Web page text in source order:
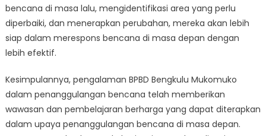
bencana di masa lalu, mengidentifikasi area yang perlu
diperbaiki, dan menerapkan perubahan, mereka akan lebih
siap dalam merespons bencana di masa depan dengan
lebih efektif.
Kesimpulannya, pengalaman BPBD Bengkulu Mukomuko
dalam penanggulangan bencana telah memberikan
wawasan dan pembelajaran berharga yang dapat diterapkan
dalam upaya penanggulangan bencana di masa depan.